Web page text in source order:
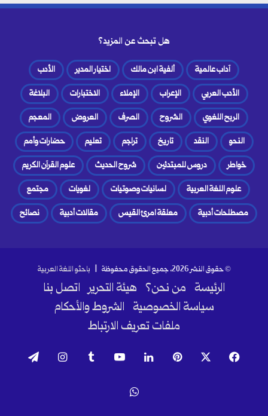
هل تبحث عن المزيد؟
آداب عالمية ألفية ابن مالك اختيار المدير
الأدب
الأدب العربي
الإعراب الإملاء الاختبارات
البلاغة
الربح اللغوي
الشروح الصرف العروض
المعجم
النحو
النقد تاريخ تراجم تعليم
حضارات وأمم
خواطر
دروس للمبتدئين شروح الحديث
علوم القرآن الكريم
علوم اللغة العربية
لسانيات وصوتيات لغويات
مجتمع
مصطلحات أدبية
معلقة امرئ القيس مقالات أدبية نصائح
© حقوق النشر 2026، جميع الحقوق محفوظة | باحثو اللغة العربية
الرئيسة من نحن؟ هيئة التحرير اتصل بنا
سياسة الخصوصية الشروط والأحكام
ملفات تعريف الارتباط
فيسبوك بينتيريست لينكدإن ‫YouTube انستقرام